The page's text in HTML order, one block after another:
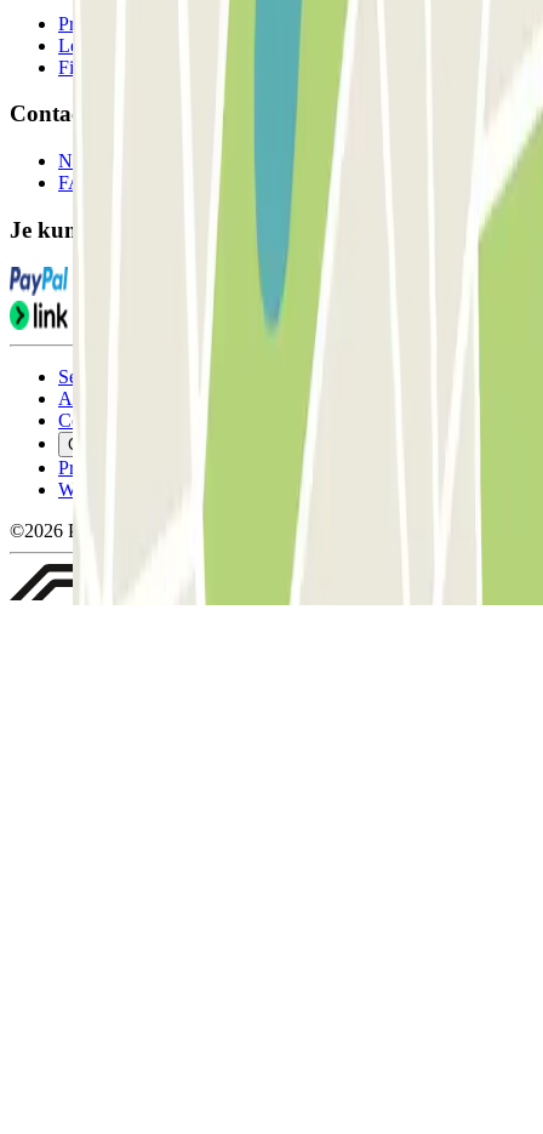
Professionals
Leverancier parkeren
Filialen
Contact
Neem contact met ons op
FAQ
Je kunt deze betaalmethoden gebruiken:
Servicevoorwaarden
Annuleringsvoorwaarden
Cookiebeleid
Cookies beheren
Privacybeleid
Whistleblowing
©2026 Parclick. All rights reserved